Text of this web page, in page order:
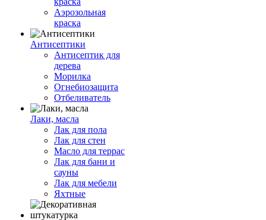
Аэрозольная
краска
Антисептики
Антисептик для
дерева
Морилка
Огнебиозащита
Отбеливатель
Лаки, масла
Лак для пола
Лак для стен
Масло для террас
Лак для бани и
сауны
Лак для мебели
Яхтные